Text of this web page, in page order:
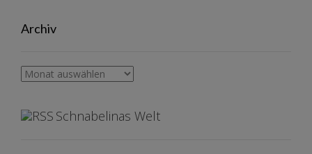
Archiv
Archiv
Schnabelinas Welt